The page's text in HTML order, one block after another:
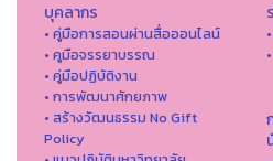
บุคลากร
• คู่มือการสอนผ่านสื่อออนไลน์
• คูมือจรรยาบรรณ
• คู่มือปฏิบัติงาน
• การพัฒนาศักยภาพ
• สร้างวัฒนธรรม No Gift
Policy